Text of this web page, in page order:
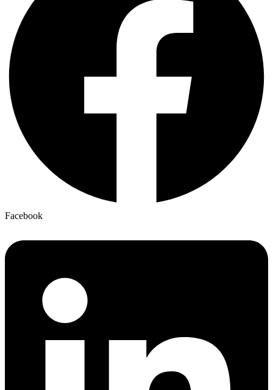
Facebook